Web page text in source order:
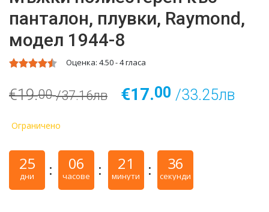
панталон, плувки, Raymond,
модел 1944-8
Оценка: 4.50-4гласа
€19.00 /37.16лв €17.00 /33.25лв
Ограничено
25
дни
06
часове
21
минути
36
секунди